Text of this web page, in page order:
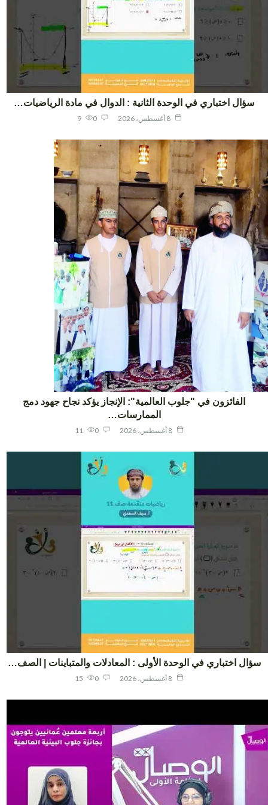
اختباري في الوحدة الثانية : الدوال في مادة الرياضيات…
9
الفائزون في "جلوب العالمية": الإنجاز يؤكد نجاح جهود دمج
الممارسات…
11
اختباري في الوحدة الأولى : المعادلات والمتباينات | الصف…
15